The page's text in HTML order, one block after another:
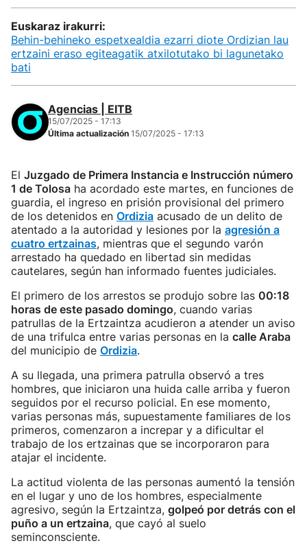
Euskaraz irakurri:
Behin-behineko espetxealdia ezarri diote Ordizian lau
ertzaini eraso egiteagatik atxilotutako bi lagunetako
bati
Agencias | EITB
15/07/2025 - 17:13
Última actualización 15/07/2025 - 17:13
El Juzgado de Primera Instancia e Instrucción número
1 de Tolosa ha acordado este martes, en funciones de
guardia, el ingreso en prisión provisional del primero
de los detenidos en Ordizia acusado de un delito de
atentado a la autoridad y lesiones por la agresión a
cuatro ertzainas, mientras que el segundo varón
arrestado ha quedado en libertad sin medidas
cautelares, según han informado fuentes judiciales.
El primero de los arrestos se produjo sobre las 00:18
horas de este pasado domingo, cuando varias
patrullas de la Ertzaintza acudieron a atender un aviso
de una trifulca entre varias personas en la calle Araba
del municipio de Ordizia.
A su llegada, una primera patrulla observó a tres
hombres, que iniciaron una huida calle arriba y fueron
seguidos por el recurso policial. En ese momento,
varias personas más, supuestamente familiares de los
primeros, comenzaron a increpar y a dificultar el
trabajo de los ertzainas que se incorporaron para
atajar el incidente.
La actitud violenta de las personas aumentó la tensión
en el lugar y uno de los hombres, especialmente
agresivo, según la Ertzaintza, golpeó por detrás con el
puño a un ertzaina, que cayó al suelo
seminconsciente.